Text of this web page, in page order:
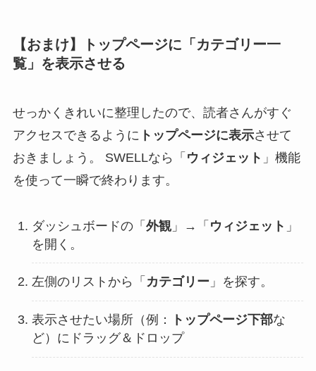
【おまけ】トップページに「カテゴリー一
覧」を表示させる
せっかくきれいに整理したので、読者さんがすぐ
アクセスできるように トップページに表示させて
おきましょう。 SWELLなら「 ウィジェット 」機能
を使って一瞬で終わります。
ダッシュボードの「 外観」→「 ウィジェット 」
を開く。
左側のリストから「 カテゴリー 」を探す。
表示させたい場所（例： トップページ下部な
ど）にドラッグ＆ドロップ